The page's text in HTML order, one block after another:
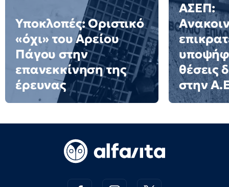
Υποκλοπές: Οριστικό
«όχι» του Αρείου
Πάγου στην
επανεκκίνηση της
έρευνας
ΑΣΕΠ:
θέσεις
στην